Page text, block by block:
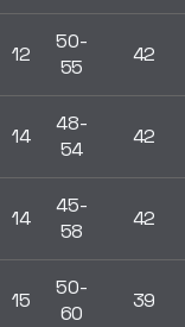
12
50-
55
42
14
48-
54
42
14
45-
58
42
15
50-
60
39